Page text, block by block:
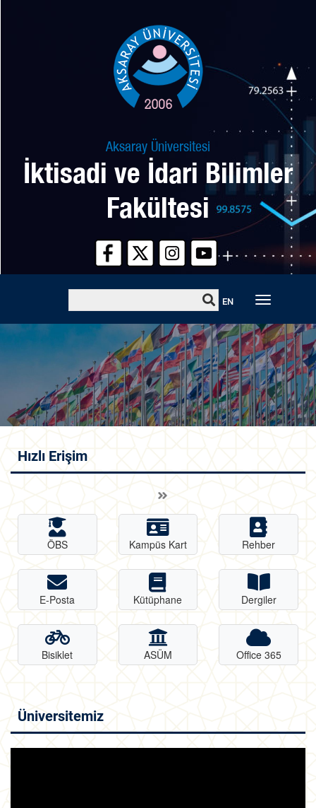
Aksaray Üniversitesi
İktisadi ve İdari Bilimler
Fakültesi
EN
Hızlı Erişim
ÖBS Kampüs Kart Rehber
E-Posta Kütüphane Dergiler
Bisiklet ASÜM Office 365
Üniversitemiz